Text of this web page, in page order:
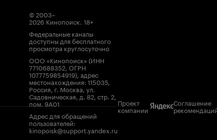
© 2003–
2026 Кинопоиск. 18+
Федеральные каналы
доступны для бесплатного
просмотра круглосуточно
ООО «Кинопоиск» (ИНН
7710688352, ОГРН
1077759854919), адрес
местонахождения: 115035,
Россия, г. Москва, ул.
Садовническая, д. 82, стр. 2,
пом. 9А01
Адрес для обращений
пользователей:
kinopoisk@support.yandex.ru
Проект
компании
Соглашение